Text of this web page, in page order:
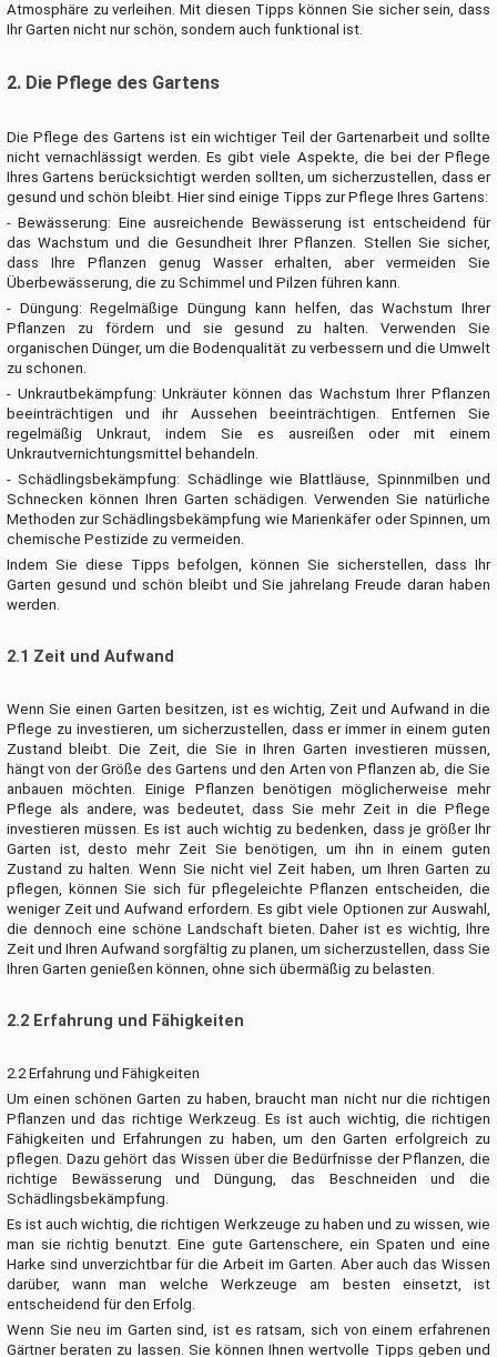
Atmosphäre zu verleihen. Mit diesen Tipps können Sie sicher sein, dass
Ihr Garten nicht nur schön, sondern auch funktional ist.
2. Die Pflege des Gartens
Die Pflege des Gartens ist ein wichtiger Teil der Gartenarbeit und sollte
nicht vernachlässigt werden. Es gibt viele Aspekte, die bei der Pflege
Ihres Gartens berücksichtigt werden sollten, um sicherzustellen, dass er
gesund und schön bleibt. Hier sind einige Tipps zur Pflege Ihres Gartens:
- Bewässerung: Eine ausreichende Bewässerung ist entscheidend für
das Wachstum und die Gesundheit Ihrer Pflanzen. Stellen Sie sicher,
dass Ihre Pflanzen genug Wasser erhalten, aber vermeiden Sie
Überbewässerung, die zu Schimmel und Pilzen führen kann.
- Düngung: Regelmäßige Düngung kann helfen, das Wachstum Ihrer
Pflanzen zu fördern und sie gesund zu halten. Verwenden Sie
organischen Dünger, um die Bodenqualität zu verbessern und die Umwelt
zu schonen.
- Unkrautbekämpfung: Unkräuter können das Wachstum Ihrer Pflanzen
beeinträchtigen und ihr Aussehen beeinträchtigen. Entfernen Sie
regelmäßig Unkraut, indem Sie es ausreißen oder mit einem
Unkrautvernichtungsmittel behandeln.
- Schädlingsbekämpfung: Schädlinge wie Blattläuse, Spinnmilben und
Schnecken können Ihren Garten schädigen. Verwenden Sie natürliche
Methoden zur Schädlingsbekämpfung wie Marienkäfer oder Spinnen, um
chemische Pestizide zu vermeiden.
Indem Sie diese Tipps befolgen, können Sie sicherstellen, dass Ihr
Garten gesund und schön bleibt und Sie jahrelang Freude daran haben
werden.
2.1 Zeit und Aufwand
Wenn Sie einen Garten besitzen, ist es wichtig, Zeit und Aufwand in die
Pflege zu investieren, um sicherzustellen, dass er immer in einem guten
Zustand bleibt. Die Zeit, die Sie in Ihren Garten investieren müssen,
hängt von der Größe des Gartens und den Arten von Pflanzen ab, die Sie
anbauen möchten. Einige Pflanzen benötigen möglicherweise mehr
Pflege als andere, was bedeutet, dass Sie mehr Zeit in die Pflege
investieren müssen. Es ist auch wichtig zu bedenken, dass je größer Ihr
Garten ist, desto mehr Zeit Sie benötigen, um ihn in einem guten
Zustand zu halten. Wenn Sie nicht viel Zeit haben, um Ihren Garten zu
pflegen, können Sie sich für pflegeleichte Pflanzen entscheiden, die
weniger Zeit und Aufwand erfordern. Es gibt viele Optionen zur Auswahl,
die dennoch eine schöne Landschaft bieten. Daher ist es wichtig, Ihre
Zeit und Ihren Aufwand sorgfältig zu planen, um sicherzustellen, dass Sie
Ihren Garten genießen können, ohne sich übermäßig zu belasten.
2.2 Erfahrung und Fähigkeiten
2.2 Erfahrung und Fähigkeiten
Um einen schönen Garten zu haben, braucht man nicht nur die richtigen
Pflanzen und das richtige Werkzeug. Es ist auch wichtig, die richtigen
Fähigkeiten und Erfahrungen zu haben, um den Garten erfolgreich zu
pflegen. Dazu gehört das Wissen über die Bedürfnisse der Pflanzen, die
richtige Bewässerung und Düngung, das Beschneiden und die
Schädlingsbekämpfung.
Es ist auch wichtig, die richtigen Werkzeuge zu haben und zu wissen, wie
man sie richtig benutzt. Eine gute Gartenschere, ein Spaten und eine
Harke sind unverzichtbar für die Arbeit im Garten. Aber auch das Wissen
darüber, wann man welche Werkzeuge am besten einsetzt, ist
entscheidend für den Erfolg.
Wenn Sie neu im Garten sind, ist es ratsam, sich von einem erfahrenen
Gärtner beraten zu lassen. Sie können Ihnen wertvolle Tipps geben und